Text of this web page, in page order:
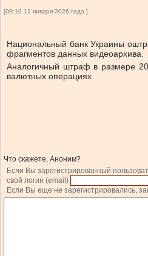
[09:10 12 января 2026 года ]
Национальный банк Украины
фрагментов данных видеоархива.
Аналогичный штраф в размере
валютных операциях.
Что скажете, Аноним?
Если Вы зарегистрированный
свой логин (email)
Если Вы еще не зарегистрировались,